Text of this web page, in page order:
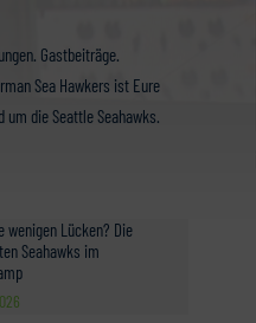
Gastbeiträge.
Sea Hawkers ist Eure
die Seattle Seahawks.
wenigen Lücken? Die
Seahawks im